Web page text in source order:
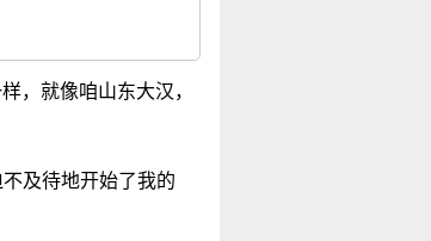
，就像咱山东大汉，
及待地开始了我的